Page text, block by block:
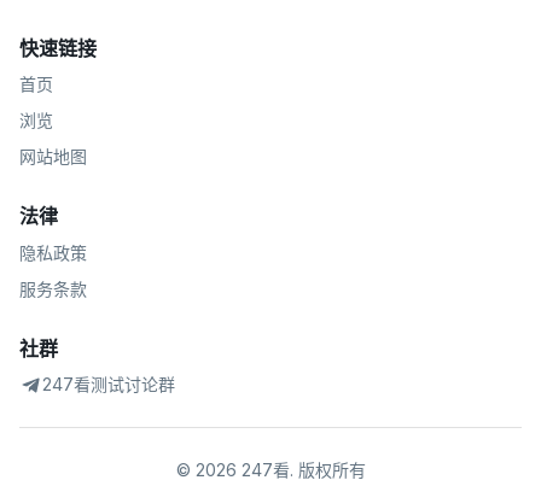
快速链接
首页
浏览
网站地图
法律
隐私政策
服务条款
社群
247看测试讨论群
© 2026 247看. 版权所有